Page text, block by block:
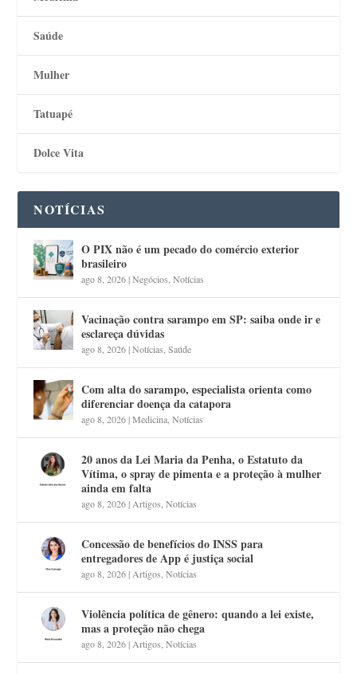
Saúde
Mulher
Tatuapé
Dolce Vita
NOTÍCIAS
O PIX não é um pecado do comércio exterior
brasileiro
ago 8, 2026|Negócios ,Notícias
Vacinação contra sarampo em SP: saiba onde ir e
esclareça dúvidas
ago 8, 2026|Notícias ,Saúde
Com alta do sarampo, especialista orienta como
diferenciar doença da catapora
ago 8, 2026|Medicina ,Notícias
20 anos da Lei Maria da Penha, o Estatuto da
Vítima, o spray de pimenta e a proteção à mulher
ainda em falta
ago 8, 2026| Artigos ,Notícias
Concessão de benefícios do INSS para
entregadores de App é justiça social
ago 8, 2026| Artigos ,Notícias
Violência política de gênero: quando a lei existe,
mas a proteção não chega
ago 8, 2026| Artigos ,Notícias